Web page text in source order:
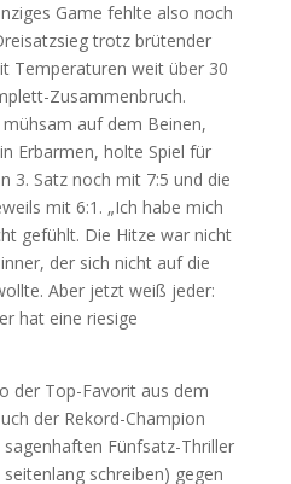
Game fehlte also noch
trotz brütender
Temperaturen weit über 30
Zusammenbruch.
auf dem Beinen,
Erbarmen, holte Spiel für
3. Satz noch mit 7:5 und die
mit 6:1. „Ich habe mich
gefühlt. Die Hitze war nicht
der sich nicht auf die
Aber jetzt weiß jeder:
hat eine riesige
der Top-Favorit aus dem
der Rekord-Champion
Fünfsatz-Thriller
schreiben) gegen